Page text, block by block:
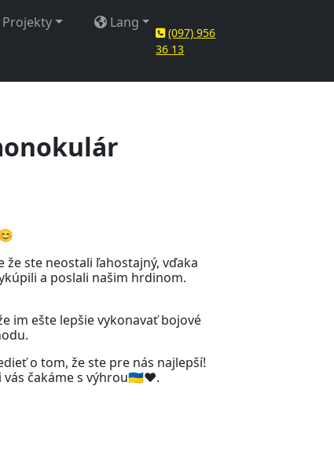
Projekty Lang
(097) 956
36 13
že ste neostali ľahostajný, vďaka
a poslali našim hrdinom.
im ešte lepšie vykonavať bojové
o tom, že ste pre nás najlepší!
vás čakáme s výhrou🇺🇦❤️.